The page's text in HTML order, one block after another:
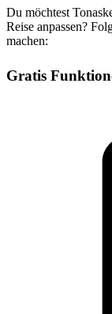
Du möchtest
Reise anpassen?
machen:
Gratis